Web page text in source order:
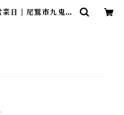
日 | 尾鷲市九鬼町